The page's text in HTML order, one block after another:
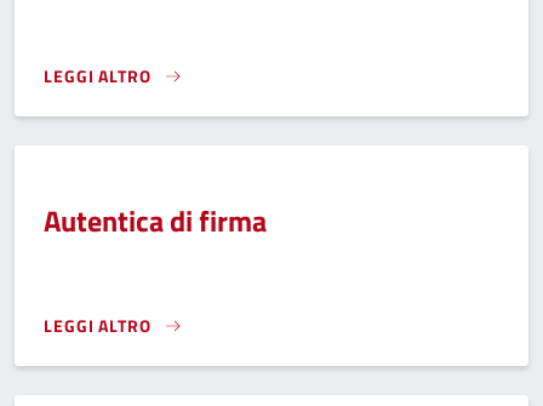
LEGGI ALTRO
ANAGRAFE NAZIONALE DELLA POPOLAZIONE RESIDENTE -
Autentica di firma
LEGGI ALTRO
AUTENTICA DI FIRMA}